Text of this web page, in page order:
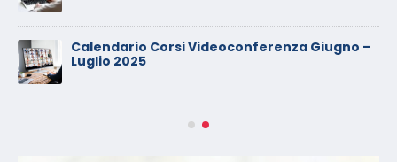
Calendario Corsi Videoconferenza Giugno –
Luglio 2025